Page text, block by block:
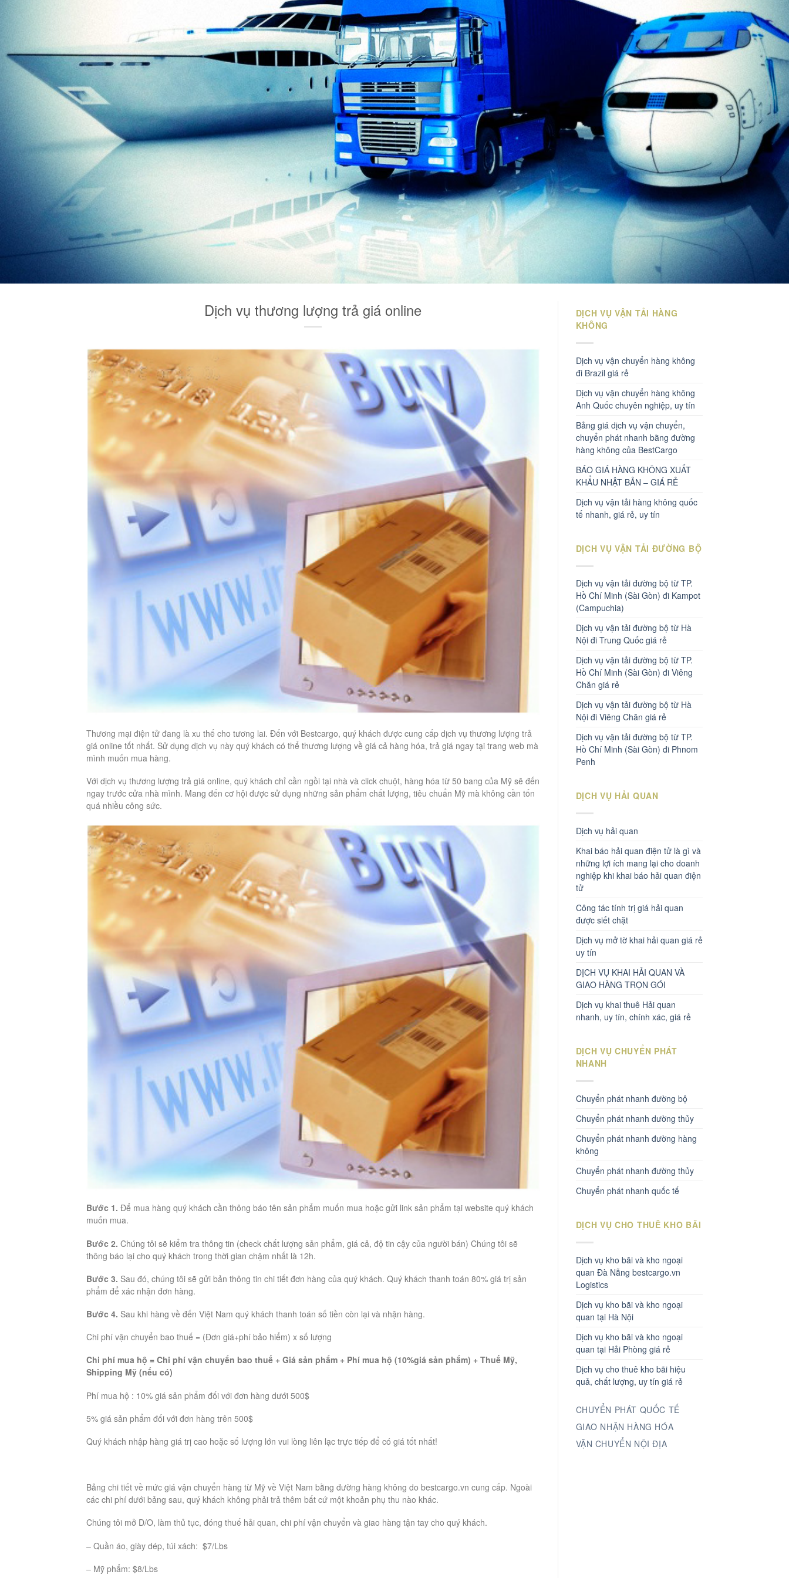
Dịch vụ thương lượng trả giá online
Thương mại điện tử đang là xu thế cho tương lai. Đến với Bestcargo, quý khách được cung cấp dịch vụ thương lượng trả
giá online tốt nhất. Sử dụng dịch vụ này quý khách có thể thương lượng về giá cả hàng hóa, trả giá ngay tại trang web mà
mình muốn mua hàng.
Với dịch vụ thương lượng trả giá online, quý khách chỉ cần ngồi tại nhà và click chuột, hàng hóa từ 50 bang của Mỹ sẽ đến
ngay trước cửa nhà mình. Mang đến cơ hội được sử dụng những sản phẩm chất lượng, tiêu chuẩn Mỹ mà không cần tốn
quá nhiều công sức.
Bước 1. Để mua hàng quý khách cần thông báo tên sản phẩm muốn mua hoặc gửi link sản phẩm tại website quý khách
muốn mua.
Bước 2. Chúng tôi sẽ kiểm tra thông tin (check chất lượng sản phẩm, giá cả, độ tin cậy của người bán) Chúng tôi sẽ
thông báo lại cho quý khách trong thời gian chậm nhất là 12h.
Bước 3. Sau đó, chúng tôi sẽ gửi bản thông tin chi tiết đơn hàng của quý khách. Quý khách thanh toán 80% giá trị sản
phẩm để xác nhận đơn hàng.
Bước 4. Sau khi hàng về đến Việt Nam quý khách thanh toán số tiền còn lại và nhận hàng.
Chi phí vận chuyển bao thuế = (Đơn giá+phí bảo hiểm) x số lượng
Chi phí mua hộ = Chi phí vận chuyển bao thuế + Giá sản phẩm + Phí mua hộ (10%giá sản phẩm) + Thuế Mỹ,
Shipping Mỹ (nếu có)
Phí mua hộ : 10% giá sản phẩm đối với đơn hàng dưới 500$
5% giá sản phẩm đối với đơn hàng trên 500$
Quý khách nhập hàng giá trị cao hoặc số lượng lớn vui lòng liên lạc trực tiếp để có giá tốt nhất!
Bảng chi tiết về mức giá vận chuyển hàng từ Mỹ về Việt Nam bằng đường hàng không do bestcargo.vn cung cấp. Ngoài
các chi phí dưới bảng sau, quý khách không phải trả thêm bất cứ một khoản phụ thu nào khác.
Chúng tôi mở D/O, làm thủ tục, đóng thuế hải quan, chi phí vận chuyển và giao hàng tận tay cho quý khách.
– Quần áo, giày dép, túi xách: $7/Lbs
– Mỹ phẩm: $8/Lbs
DỊCH VỤ VẬN TẢI HÀNG
KHÔNG
Dịch vụ vận chuyển hàng không
đi Brazil giá rẻ
Dịch vụ vận chuyển hàng không
Anh Quốc chuyên nghiệp, uy tín
Bảng giá dịch vụ vận chuyển,
chuyển phát nhanh bằng đường
hàng không của BestCargo
BÁO GIÁ HÀNG KHÔNG XUẤT
KHẨU NHẬT BẢN – GIÁ RẺ
Dịch vụ vận tải hàng không quốc
tế nhanh, giá rẻ, uy tín
DỊCH VỤ VẬN TẢI ĐƯỜNG BỘ
Dịch vụ vận tải đường bộ từ TP.
Hồ Chí Minh (Sài Gòn) đi Kampot
(Campuchia)
Dịch vụ vận tải đường bộ từ Hà
Nội đi Trung Quốc giá rẻ
Dịch vụ vận tải đường bộ từ TP.
Hồ Chí Minh (Sài Gòn) đi Viêng
Chăn giá rẻ
Dịch vụ vận tải đường bộ từ Hà
Nội đi Viêng Chăn giá rẻ
Dịch vụ vận tải đường bộ từ TP.
Hồ Chí Minh (Sài Gòn) đi Phnom
Penh
DỊCH VỤ HẢI QUAN
Dịch vụ hải quan
Khai báo hải quan điện tử là gì và
những lợi ích mang lại cho doanh
nghiệp khi khai báo hải quan điện
tử
Công tác tính trị giá hải quan
được siết chặt
Dịch vụ mở tờ khai hải quan giá rẻ
uy tín
DỊCH VỤ KHAI HẢI QUAN VÀ
GIAO HÀNG TRỌN GÓI
Dịch vụ khai thuê Hải quan
nhanh, uy tín, chính xác, giá rẻ
DỊCH VỤ CHUYỂN PHÁT
NHANH
Chuyển phát nhanh đường bộ
Chuyển phát nhanh dường thủy
Chuyển phát nhanh đường hàng
không
Chuyển phát nhanh đường thủy
Chuyển phát nhanh quốc tế
DỊCH VỤ CHO THUÊ KHO BÃI
Dịch vụ kho bãi và kho ngoại
quan Đà Nẵng bestcargo.vn
Logistics
Dịch vụ kho bãi và kho ngoại
quan tại Hà Nội
Dịch vụ kho bãi và kho ngoại
quan tại Hải Phòng giá rẻ
Dịch vụ cho thuê kho bãi hiệu
quả, chất lượng, uy tín giá rẻ
CHUYỂN PHÁT QUỐC TẾ
GIAO NHẬN HÀNG HÓA
VẬN CHUYỂN NỘI ĐỊA